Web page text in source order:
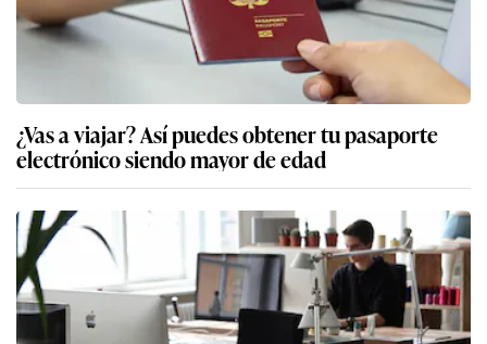
¿Vas a viajar? Así puedes obtener tu pasaporte
electrónico siendo mayor de edad